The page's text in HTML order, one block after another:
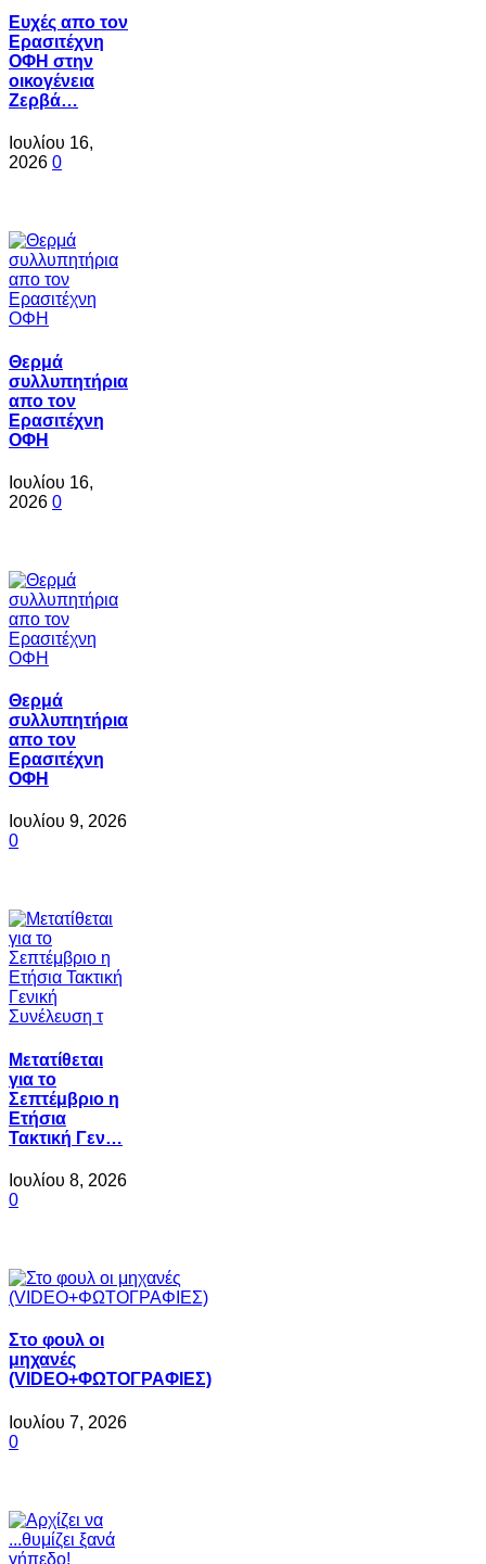
Ευχές απο τον
Ερασιτέχνη
ΟΦΗ στην
οικογένεια
Ζερβά…
Ιουλίου 16,
2026 0
Θερμά
συλλυπητήρια
απο τον
Ερασιτέχνη
ΟΦΗ
Ιουλίου 16,
2026 0
Θερμά
συλλυπητήρια
απο τον
Ερασιτέχνη
ΟΦΗ
Ιουλίου 9, 2026
0
Μετατίθεται
για το
Σεπτέμβριο η
Ετήσια
Τακτική Γεν…
Ιουλίου 8, 2026
0
Στο φουλ οι
μηχανές
(VIDEO+ΦΩΤΟΓΡΑΦΙΕΣ)
Ιουλίου 7, 2026
0